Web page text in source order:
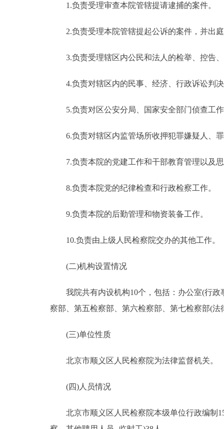
1.负责受理审查本院管辖提请逮捕的案件。
2.负责受理本院管辖提起公诉的案件，并出
3.负责受理辖区内公民和法人的检举、控告、
4.负责对辖区内的民事、经济、行政诉讼判
5.负责对区公安分局、国家安全部门侦查工作
6.负责对辖区内监管场所收押犯罪嫌疑人、罪
7.负责本院的党建工作和干部教育管理以及思
8.负责本院党的纪律检查和行政检察工作。
9.负责本院的后勤管理和物资装备工作。
10.负责由上级人民检察院交办的其他工作。
(二)机构设置情况
我院共有内设机构10个，包括：办公室(行政
察部、第五检察部、第六检察部、第七检察部(
(三)单位性质
北京市顺义区人民检察院为法律监督机关。
(四)人员情况
北京市顺义区人民检察院本级单位行政编制